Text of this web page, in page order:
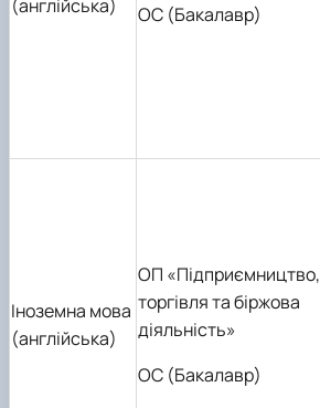
(англійська) ОС (Бакалавр)
Іноземна мова
(англійська)
ОП «Підприємництво,
торгівля та біржова
діяльність»
ОС (Бакалавр)